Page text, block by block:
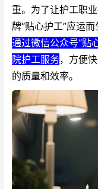
重。为了让护工职
牌“贴心护工”应运
通过微信公众号“贴
院护工服务，方便
的质量和效率。